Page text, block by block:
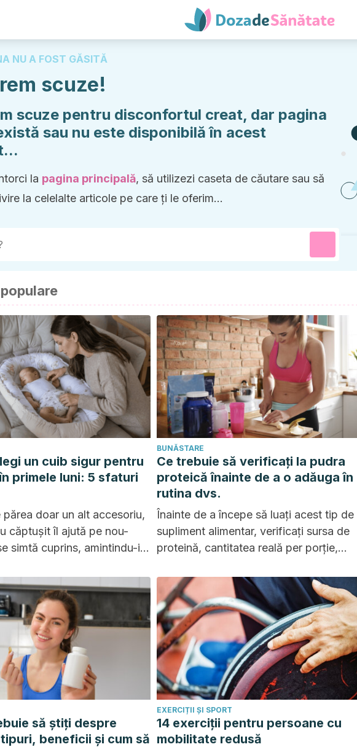
NU A FOST GĂSITĂ
scuze!
scuze pentru disconfortul creat, dar pagina
sau nu este disponibilă în acest
la pagina principală, să utilizezi caseta de căutare sau să
la celelalte articole pe care ți le oferim...
un cuib sigur pentru
primele luni: 5 sfaturi
părea doar un alt accesoriu,
căptușit îl ajută pe nou-
simtă cuprins, amintindu-i
BUNĂSTARE
Ce trebuie să verificați la pudra
proteică înainte de a o adăuga în
rutina dvs.
Înainte de a începe să luați acest tip de
supliment alimentar, verificați sursa de
proteină, cantitatea reală per porție,
producție.
să știți despre
beneficii și cum să
EXERCIȚII ȘI SPORT
14 exerciții pentru persoane cu
mobilitate redusă